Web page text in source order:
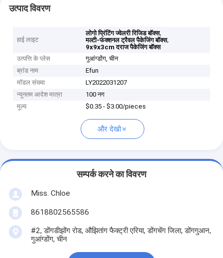
उत्पाद विवरण
हाई लाइट
लोगो प्रिंटिंग ज्वेलरी रिजिड बॉक्स,
मल्टी-फंक्शनल ट्रैवल पैकेजिंग बॉक्स,
9x9x3cm दराज पैकेजिंग बॉक्स
उत्पत्ति के प्लेस
गुआंग्डोंग, चीन
ब्रांड नाम
Efun
मॉडल संख्या
LY2022031207
न्यूनतम आदेश मात्रा
100 नग
मूल्य
$0.35 - $3.00/pieces
और देखो
सम्पर्क करने का विवरण
Miss. Chloe
8618802565586
#2, डोंगडीझोंग रोड, औझितांग फैक्ट्री एरिया, डोंगचेंग जिला, डोंगगुआन,
गुआंग्डोंग, चीन